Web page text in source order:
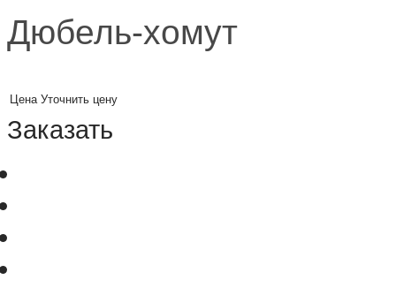
Дюбель-хомут
Цена Уточнить цену
Заказать